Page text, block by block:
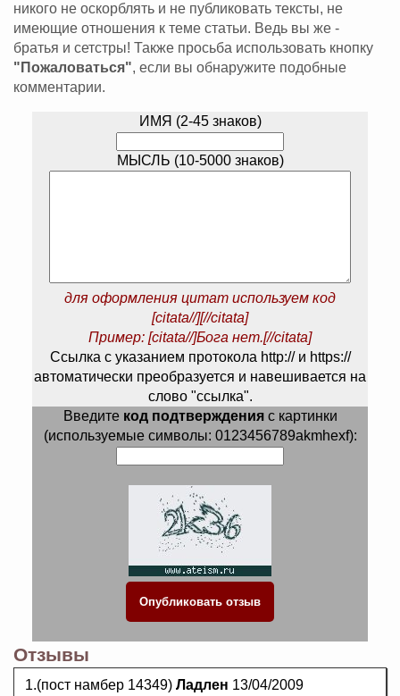
никого не оскорблять и не публиковать тексты, не
имеющие отношения к теме статьи. Ведь вы же -
братья и сетстры! Также просьба использовать кнопку
"Пожаловаться", если вы обнаружите подобные
комментарии.
ИМЯ (2-45 знаков)
МЫСЛЬ (10-5000 знаков)
для оформления цитат используем код
[citata//][//citata]
Пример: [citata//]Бога нет.[//citata]
Ссылка с указанием протокола http:// и https://
автоматически преобразуется и навешивается на
слово "ссылка".
Введите код подтвержденияс картинки
(используемые символы: 0123456789akmhexf):
Отзывы
1.(пост намбер 14349) Ладлен 13/04/2009